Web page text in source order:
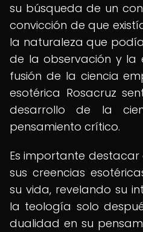
su búsqueda de un
convicción de que
la naturaleza que
de la observación y la
fusión de la ciencia
esotérica Rosacruz
desarrollo de la
pensamiento crítico.
Es importante
sus creencias
su vida, revelando su
la teología solo
dualidad en su